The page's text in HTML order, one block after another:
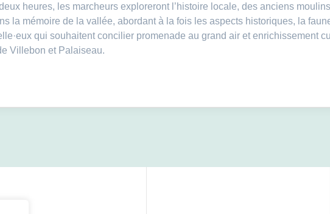
heures, les marcheurs exploreront l’histoire locale, des anciens
la mémoire de la vallée, abordant à la fois les aspects historiques, la
qui souhaitent concilier promenade au grand air et enrichissement
Villebon et Palaiseau.